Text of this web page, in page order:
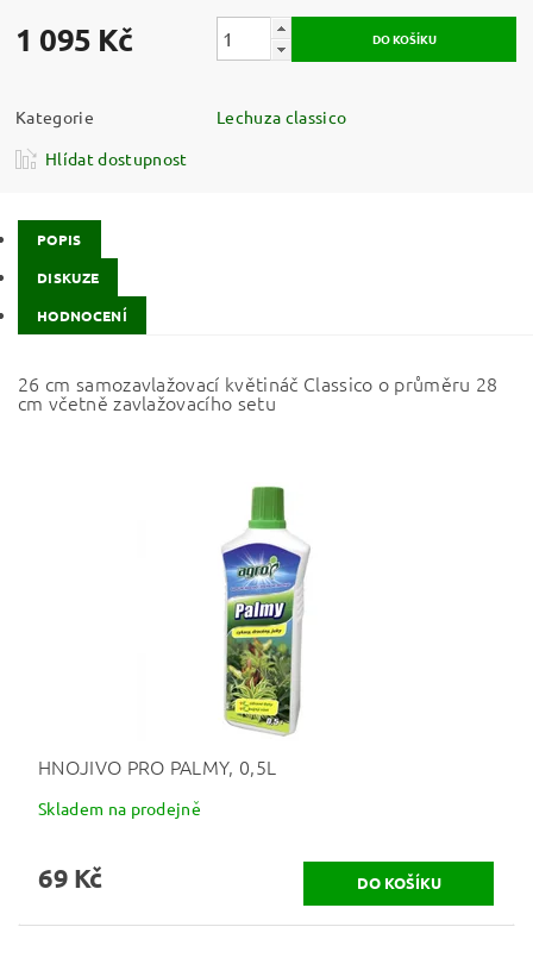
1 095 Kč
Kategorie
Lechuza classico
Hlídat dostupnost
POPIS
DISKUZE
HODNOCENÍ
26 cm samozavlažovací květináč Classico o průměru 28
cm včetně zavlažovacího setu
HNOJIVO PRO PALMY, 0,5L
Skladem na prodejně
69 Kč